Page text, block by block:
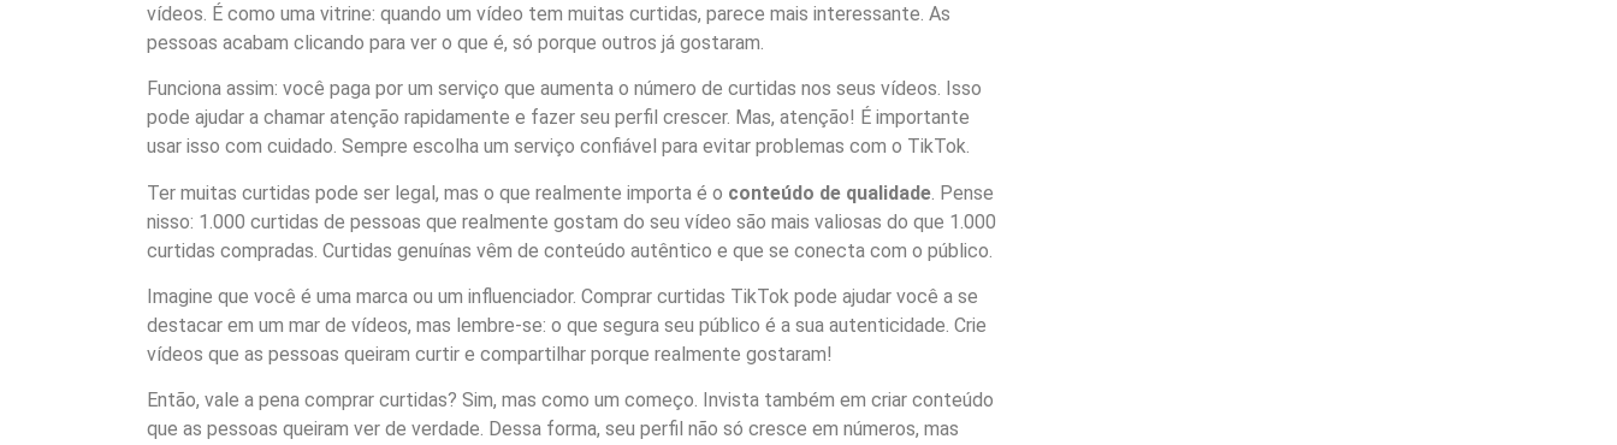
vídeos. É como uma vitrine: quando um vídeo tem muitas curtidas, parece mais interessante. As
pessoas acabam clicando para ver o que é, só porque outros já gostaram.
Funciona assim: você paga por um serviço que aumenta o número de curtidas nos seus vídeos. Isso
pode ajudar a chamar atenção rapidamente e fazer seu perfil crescer. Mas, atenção! É importante
usar isso com cuidado. Sempre escolha um serviço confiável para evitar problemas com o TikTok.
Ter muitas curtidas pode ser legal, mas o que realmente importa é o conteúdo de qualidade . Pense
nisso: 1.000 curtidas de pessoas que realmente gostam do seu vídeo são mais valiosas do que 1.000
curtidas compradas. Curtidas genuínas vêm de conteúdo autêntico e que se conecta com o público.
Imagine que você é uma marca ou um influenciador. Comprar curtidas TikTok pode ajudar você a se
destacar em um mar de vídeos, mas lembre-se: o que segura seu público é a sua autenticidade. Crie
vídeos que as pessoas queiram curtir e compartilhar porque realmente gostaram!
Então, vale a pena comprar curtidas? Sim, mas como um começo. Invista também em criar conteúdo
que as pessoas queiram ver de verdade. Dessa forma, seu perfil não só cresce em números, mas